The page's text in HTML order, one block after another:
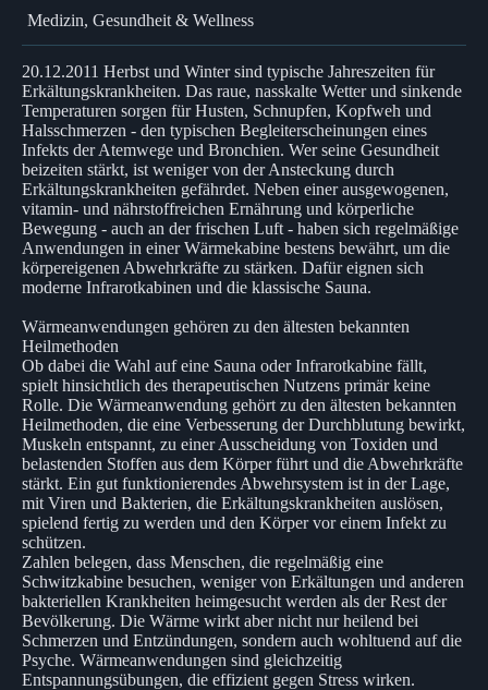
Medizin, Gesundheit & Wellness
20.12.2011 Herbst und Winter sind typische Jahreszeiten für
Erkältungskrankheiten. Das raue, nasskalte Wetter und sinkende
Temperaturen sorgen für Husten, Schnupfen, Kopfweh und
Halsschmerzen - den typischen Begleiterscheinungen eines
Infekts der Atemwege und Bronchien. Wer seine Gesundheit
beizeiten stärkt, ist weniger von der Ansteckung durch
Erkältungskrankheiten gefährdet. Neben einer ausgewogenen,
vitamin- und nährstoffreichen Ernährung und körperliche
Bewegung - auch an der frischen Luft - haben sich regelmäßige
Anwendungen in einer Wärmekabine bestens bewährt, um die
körpereigenen Abwehrkräfte zu stärken. Dafür eignen sich
moderne Infrarotkabinen und die klassische Sauna.
Wärmeanwendungen gehören zu den ältesten bekannten
Heilmethoden
Ob dabei die Wahl auf eine Sauna oder Infrarotkabine fällt,
spielt hinsichtlich des therapeutischen Nutzens primär keine
Rolle. Die Wärmeanwendung gehört zu den ältesten bekannten
Heilmethoden, die eine Verbesserung der Durchblutung bewirkt,
Muskeln entspannt, zu einer Ausscheidung von Toxiden und
belastenden Stoffen aus dem Körper führt und die Abwehrkräfte
stärkt. Ein gut funktionierendes Abwehrsystem ist in der Lage,
mit Viren und Bakterien, die Erkältungskrankheiten auslösen,
spielend fertig zu werden und den Körper vor einem Infekt zu
schützen.
Zahlen belegen, dass Menschen, die regelmäßig eine
Schwitzkabine besuchen, weniger von Erkältungen und anderen
bakteriellen Krankheiten heimgesucht werden als der Rest der
Bevölkerung. Die Wärme wirkt aber nicht nur heilend bei
Schmerzen und Entzündungen, sondern auch wohltuend auf die
Psyche. Wärmeanwendungen sind gleichzeitig
Entspannungsübungen, die effizient gegen Stress wirken.